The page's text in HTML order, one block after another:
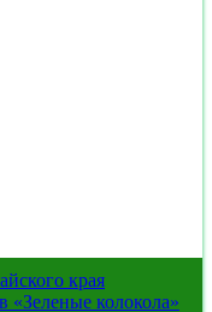
края
«Зеленые колокола»